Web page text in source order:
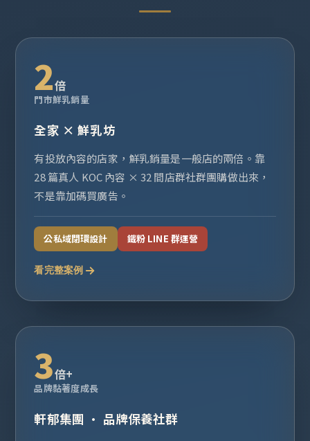
2倍
門市鮮乳銷量
全家 × 鮮乳坊
有投放內容的店家，鮮乳銷量是一般店的兩倍。靠
28 篇真人 KOC 內容 × 32 間店群社群團購做出來，
不是靠加碼買廣告。
公私域閉環設計 鐵粉 LINE 群運營
看完整案例
3倍+
品牌黏著度成長
軒郁集團 · 品牌保養社群